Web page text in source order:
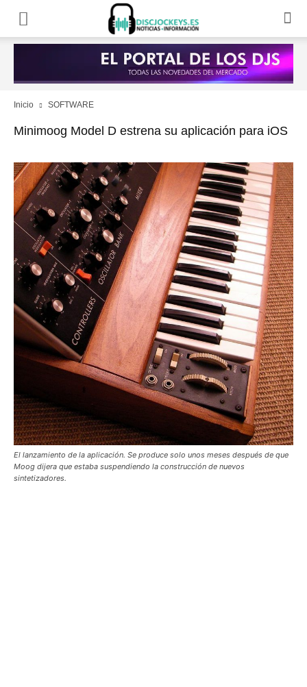
Inicio SOFTWARE
Minimoog Model D estrena su aplicación para iOS
El lanzamiento de la aplicación. Se produce solo unos meses después de que
Moog dijera que estaba suspendiendo la construcción de nuevos
sintetizadores.